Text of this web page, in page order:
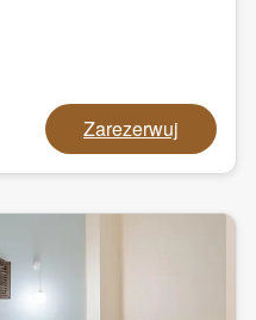
Zarezerwuj